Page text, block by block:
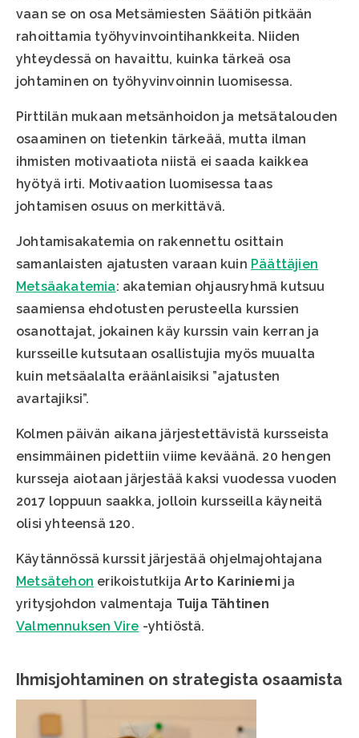
vaan se on osa Metsämiesten Säätiön pitkään
rahoittamia työhyvinvointihankkeita. Niiden
yhteydessä on havaittu, kuinka tärkeä osa
johtaminen on työhyvinvoinnin luomisessa.
Pirttilän mukaan metsänhoidon ja metsätalouden
osaaminen on tietenkin tärkeää, mutta ilman
ihmisten motivaatiota niistä ei saada kaikkea
hyötyä irti. Motivaation luomisessa taas
johtamisen osuus on merkittävä.
Johtamisakatemia on rakennettu osittain
samanlaisten ajatusten varaan kuin Päättäjien
Metsäakatemia: akatemian ohjausryhmä kutsuu
saamiensa ehdotusten perusteella kurssien
osanottajat, jokainen käy kurssin vain kerran ja
kursseille kutsutaan osallistujia myös muualta
kuin metsäalalta eräänlaisiksi ”ajatusten
avartajiksi”.
Kolmen päivän aikana järjestettävistä kursseista
ensimmäinen pidettiin viime keväänä. 20 hengen
kursseja aiotaan järjestää kaksi vuodessa vuoden
2017 loppuun saakka, jolloin kursseilla käyneitä
olisi yhteensä 120.
Käytännössä kurssit järjestää ohjelmajohtajana
Metsätehon erikoistutkijaArto Kariniemi ja
yritysjohdon valmentaja Tuija Tähtinen
Valmennuksen Vire -yhtiöstä.
Ihmisjohtaminen on strategista osaamista